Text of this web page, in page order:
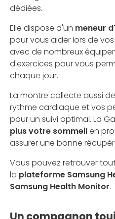
dédiées.
Elle dispose d'un meneur
pour vous aider lors de
avec de nombreux
d'exercices pour vous
chaque jour.
La montre collecte aussi
rythme cardiaque et vos
pour un suivi optimal. La
plus votre sommeilen
assurer une bonne
Vous pouvez retrouver
la plateforme Samsung
Samsung Health Monitor.